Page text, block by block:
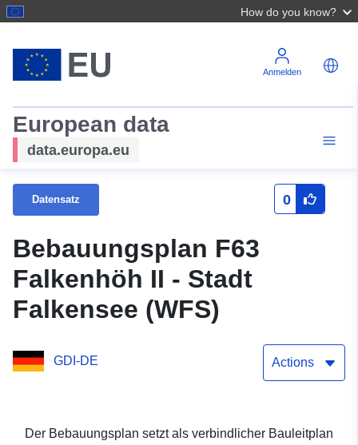
How do you know?
Anmelden
European data
data.europa.eu
Datensatz 0
Bebauungsplan F63
Falkenhöh II - Stadt
Falkensee (WFS)
GDI-DE Actions
Der Bebauungsplan setzt als verbindlicher Bauleitplan